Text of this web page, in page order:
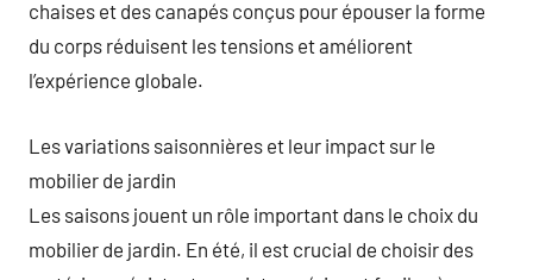
chaises et des canapés conçus pour épouser la forme
du corps réduisent les tensions et améliorent
l’expérience globale.
Les variations saisonnières et leur impact sur le
mobilier de jardin
Les saisons jouent un rôle important dans le choix du
mobilier de jardin. En été, il est crucial de choisir des